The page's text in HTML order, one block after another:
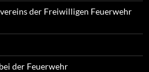
der Freiwilligen Feuerwehr
der Feuerwehr